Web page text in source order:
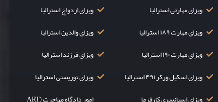
ویزای مهارتی استرالیا
ویزای مهارت ۱۸۹ استرالیا
ویزای مهارت ۱۹۰ استرالیا
ویزای اسکیل ورکر ۴۹۱ استرالیا
ویزای اسپانسری کارفرما
ویزای ازدواج استرالیا
ویزای والدین استرالیا
ویزای فرزند استرالیا
ویزای توریستی استرالیا
امور دادگاه مهاجرت (ART